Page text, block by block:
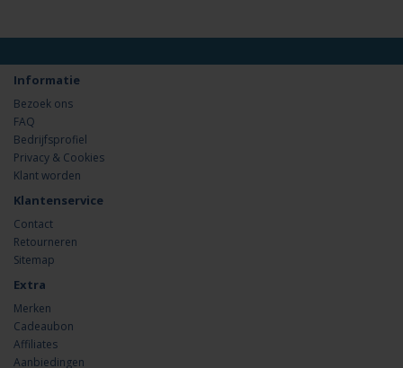
Informatie
Bezoek ons
FAQ
Bedrijfsprofiel
Privacy & Cookies
Klant worden
Klantenservice
Contact
Retourneren
Sitemap
Extra
Merken
Cadeaubon
Affiliates
Aanbiedingen